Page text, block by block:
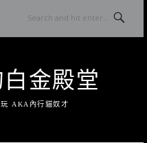
金殿堂
AKA內行貓奴才